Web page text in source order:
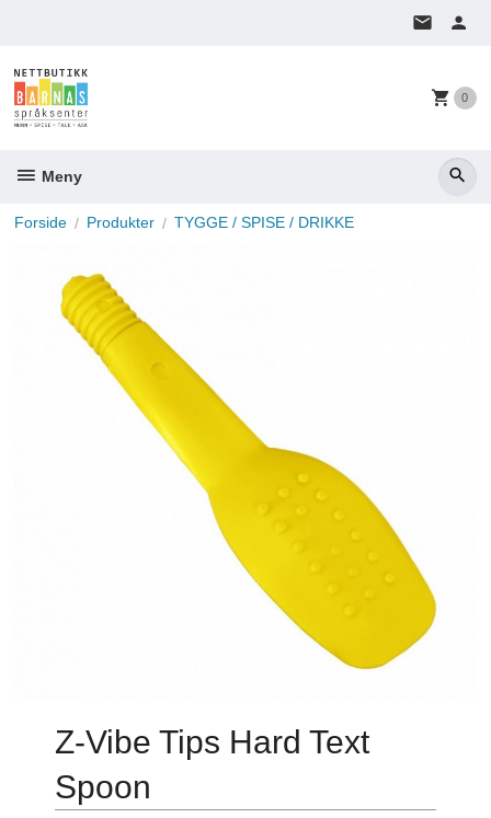
0
Meny
Forside Produkter TYGGE / SPISE / DRIKKE
Z-Vibe Tips Hard Text
Spoon